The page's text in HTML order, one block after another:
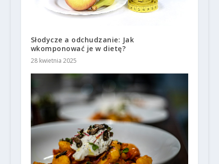
Słodycze a odchudzanie: Jak
wkomponować je w dietę?
28 kwietnia 2025